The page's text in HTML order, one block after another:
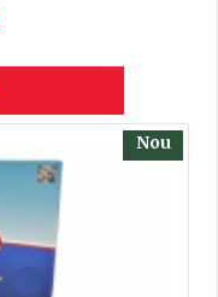
Nou